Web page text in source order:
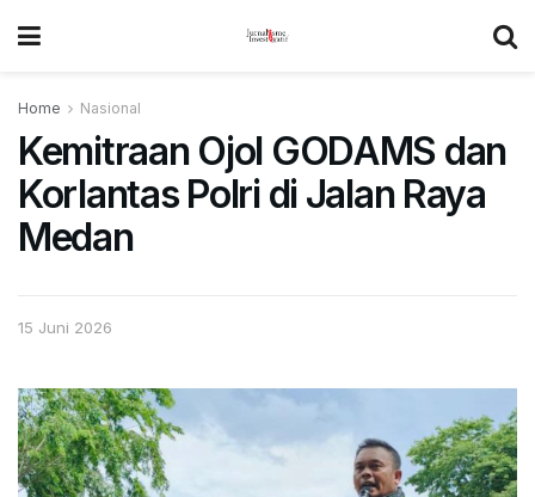
Home Nasional
Kemitraan Ojol GODAMS dan
Korlantas Polri di Jalan Raya
Medan
15 Juni 2026